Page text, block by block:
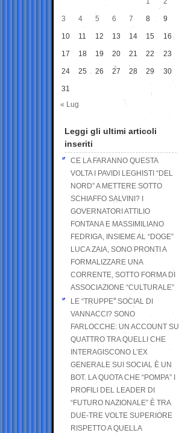
3 4 5 6 7 8 9
10 11 12 13 14 15 16
17 18 19 20 21 22 23
24 25 26 27 28 29 30
31
« Lug
Leggi gli ultimi articoli
inseriti
CE LA FARANNO QUESTA
VOLTA I PAVIDI LEGHISTI “DEL
NORD” A METTERE SOTTO
SCHIAFFO SALVINI? I
GOVERNATORI ATTILIO
FONTANA E MASSIMILIANO
FEDRIGA, INSIEME AL “DOGE”
LUCA ZAIA, SONO PRONTI A
FORMALIZZARE UNA
CORRENTE, SOTTO FORMA DI
ASSOCIAZIONE “CULTURALE”
LE “TRUPPE” SOCIAL DI
VANNACCI? SONO
FARLOCCHE: UN ACCOUNT SU
QUATTRO TRA QUELLI CHE
INTERAGISCONO L’EX
GENERALE SUI SOCIAL È UN
BOT. LA QUOTA CHE “POMPA” I
PROFILI DEL LEADER DI
“FUTURO NAZIONALE” È TRA
DUE-TRE VOLTE SUPERIORE
RISPETTO A QUELLA